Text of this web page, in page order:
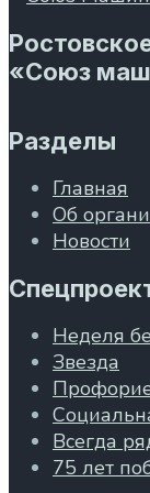
«Союз
Разделы
Главная
Об
Новости
Неделя
Звезда
Всегда
75 лет